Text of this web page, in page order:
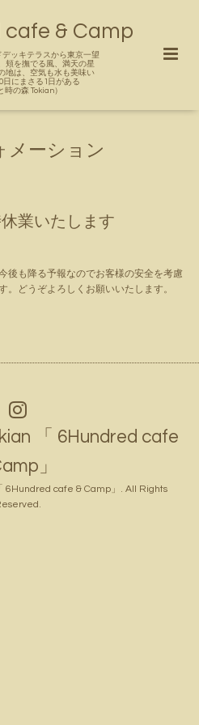
& Camp
デッキテラスから東京一望
頬を撫でる風、満天の星
地は、空気も水も美味い
日にまさる1日がある
時の森 Tokian）
メーション
業いたします
後も降る予報なのでお客様の安全を考慮
。どうぞよろしくお願いいたします。
「 6Hundred cafe
」
6Hundred cafe & Camp」
. All Rights